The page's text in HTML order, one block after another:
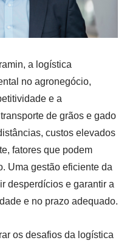
a logística
no agronegócio,
e a
de grãos e gado
custos elevados
fatores que podem
Uma gestão eficiente da
desperdícios e garantir a
e no prazo adequado.
os desafios da logística